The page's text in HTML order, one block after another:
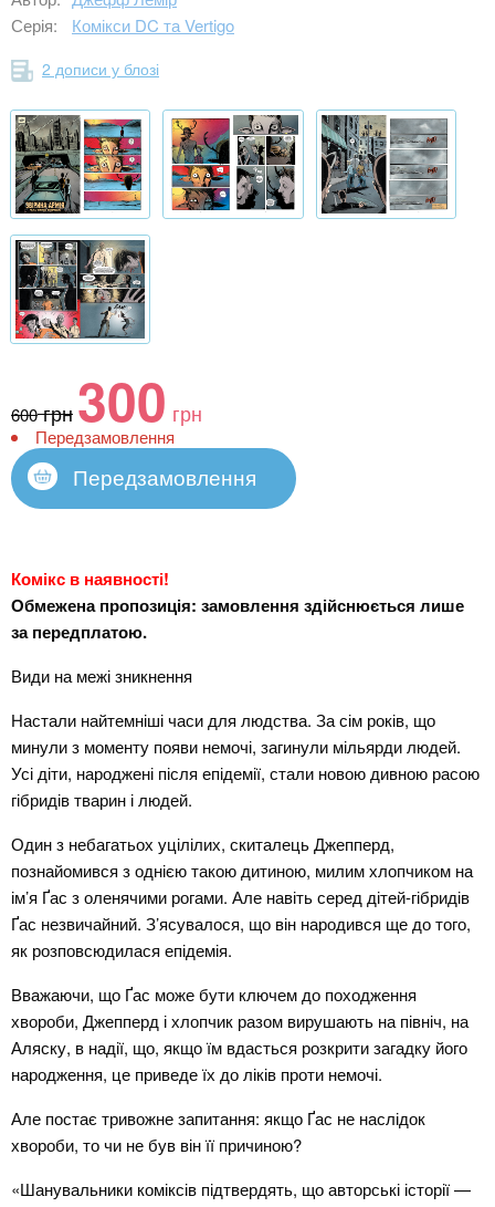
Серія:
Комікси DC та Vertigo
2 дописи у блозі
600грн300 грн
Передзамовлення
Передзамовлення
Комікс в наявності!
Обмежена пропозиція: замовлення здійснюється лише
за передплатою.
Види на межі зникнення
Настали найтемніші часи для людства. За сім років, що
минули з моменту появи немочі, загинули мільярди людей.
Усі діти, народжені після епідемії, стали новою дивною расою
гібридів тварин і людей.
Один з небагатьох уцілілих, скиталець Джепперд,
познайомився з однією такою дитиною, милим хлопчиком на
ім’я Ґас з оленячими рогами. Але навіть серед дітей-гібридів
Ґас незвичайний. З’ясувалося, що він народився ще до того,
як розповсюдилася епідемія.
Вважаючи, що Ґас може бути ключем до походження
хвороби, Джепперд і хлопчик разом вирушають на північ, на
Аляску, в надії, що, якщо їм вдасться розкрити загадку його
народження, це приведе їх до ліків проти немочі.
Але постає тривожне запитання: якщо Ґас не наслідок
хвороби, то чи не був він її причиною?
«Шанувальники коміксів підтвердять, що авторські історії —